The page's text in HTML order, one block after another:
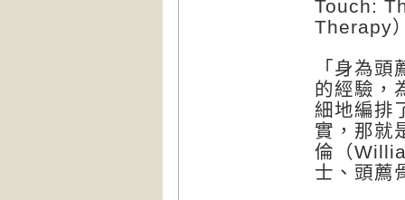
Touch:
Therapy
「身為
的經驗，
細地編排
實，那就
倫（
士、頭薦